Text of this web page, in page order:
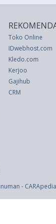
Ini
Anda Ketahui
Toko Online
IDwebhost.com
Kledo.com
Kerjoo
Gajihub
CRM
- CARApedia